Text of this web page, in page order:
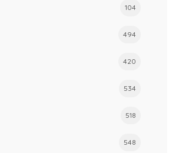
104
494
420
534
518
548